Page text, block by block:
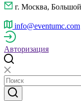
г. Москва,
info@eventumc.com
Авторизация